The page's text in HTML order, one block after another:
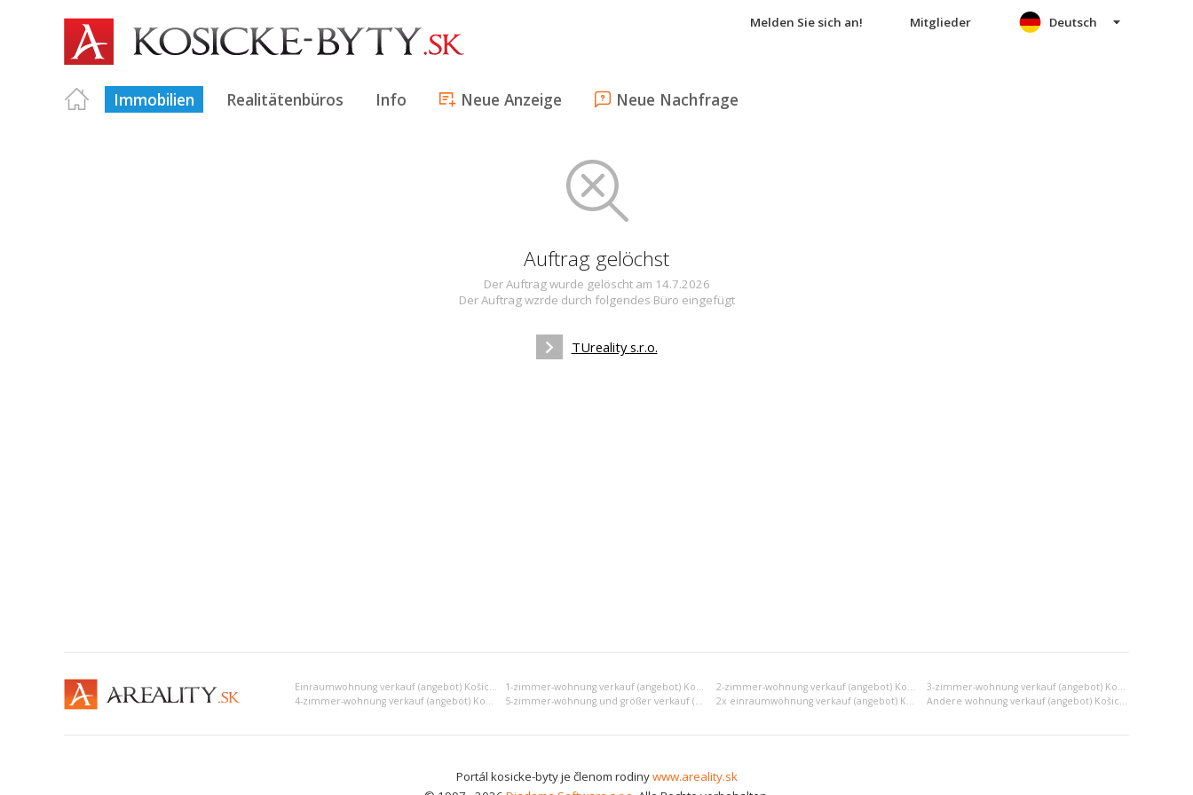
Melden Sie sich an! Mitglieder
Immobilien Realitätenbüros Info Neue Anzeige Neue Nachfrage
Deutsch
Auftrag gelöchst
Der Auftrag wurde gelöscht am 14.7.2026
Der Auftrag wzrde durch folgendes Büro eingefügt
TUreality s.r.o.
Einraumwohnung verkauf (angebot) Košice I 1-zimmer-wohnung verkauf (angebot) Košice I 2-zimmer-wohnung verkauf (angebot) Košice I
3-zimmer-wohnung verkauf (angebot) Košice I
4-zimmer-wohnung verkauf (angebot) Košice I
5-zimmer-wohnung und größer verkauf (angebot) Košice I 2x einraumwohnung verkauf (angebot) Košice I Andere wohnung verkauf (angebot) Košice I
Portál kosicke-byty je členom rodinywww.areality.sk